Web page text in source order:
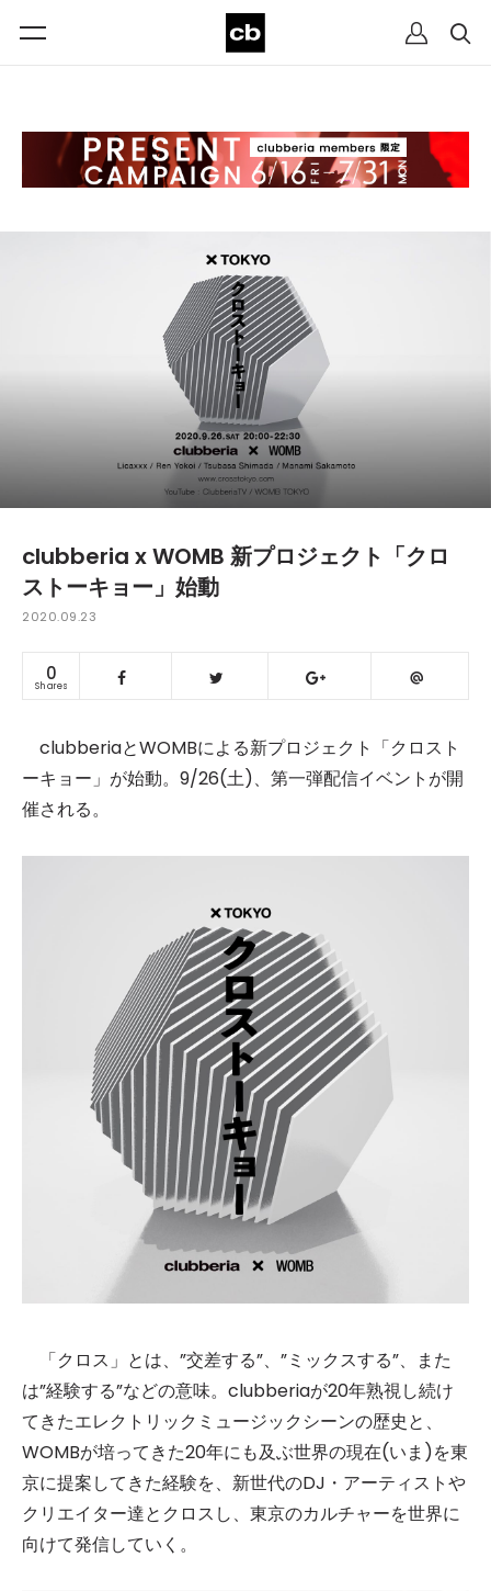
clubberia x WOMB 新プロジェクト「クロ
ストーキョー」始動
2020.09.23
0
Shares
clubberiaとWOMBによる新プロジェクト「クロスト
ーキョー」が始動。9/26(土)、第一弾配信イベントが開
催される。
「クロス」とは、”交差する”、”ミックスする”、また
は”経験する”などの意味。clubberiaが20年熟視し続け
てきたエレクトリックミュージックシーンの歴史と、
WOMBが培ってきた20年にも及ぶ世界の現在(いま)を東
京に提案してきた経験を、新世代のDJ・アーティストや
クリエイター達とクロスし、東京のカルチャーを世界に
向けて発信していく。